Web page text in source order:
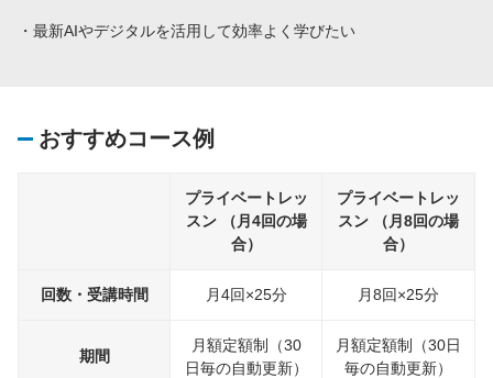
・最新AIやデジタルを活用して効率よく学びたい
おすすめコース例
プライベートレッ
スン （月4回の場
合）
プライベートレッ
スン （月8回の場
合）
回数・受講時間 月4回×25分 月8回×25分
期間
月額定額制（30
日毎の自動更新）
月額定額制（30日
毎の自動更新）